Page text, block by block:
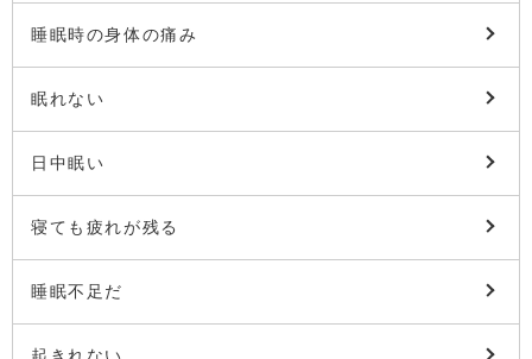
睡眠時の身体の痛み
眠れない
日中眠い
寝ても疲れが残る
睡眠不足だ
起きれない